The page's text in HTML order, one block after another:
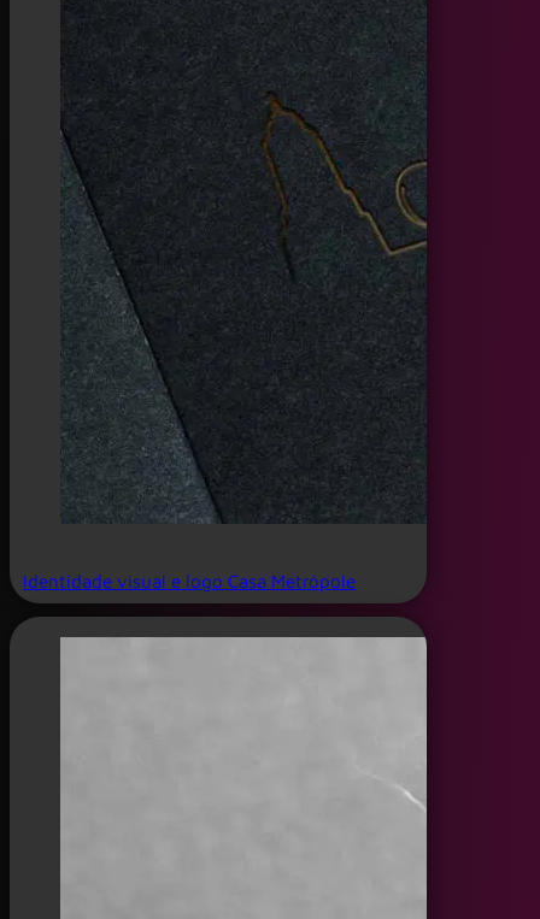
Identidade visual e logo Casa Metrópole